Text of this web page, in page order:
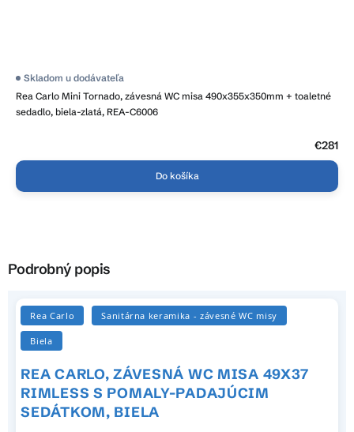
Rea Carlo Mini Tornado, závesná WC misa 490x355x350mm + toaletné
sedadlo, biela-zlatá, REA-C6006
Skladom u dodávateľa
€281
Do košíka
Podrobný popis
Rea Carlo Sanitárna keramika - závesné WC misy
Biela
REA CARLO, ZÁVESNÁ WC MISA 49X37
RIMLESS S POMALY-PADAJÚCIM
SEDÁTKOM, BIELA